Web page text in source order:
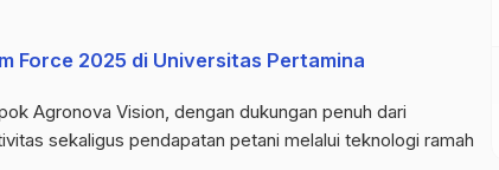
Force 2025 di Universitas Pertamina
Agronova Vision, dengan dukungan penuh dari
sekaligus pendapatan petani melalui teknologi ramah